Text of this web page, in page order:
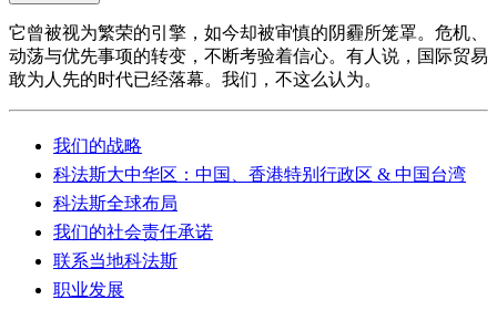
它曾被视为繁荣的引擎，如今却被审慎的阴霾所笼罩。危机、
动荡与优先事项的转变，不断考验着信心。有人说，国际贸易
敢为人先的时代已经落幕。我们，不这么认为。
我们的战略
科法斯大中华区：中国、香港特别行政区 & 中国台湾
科法斯全球布局
我们的社会责任承诺
联系当地科法斯
职业发展